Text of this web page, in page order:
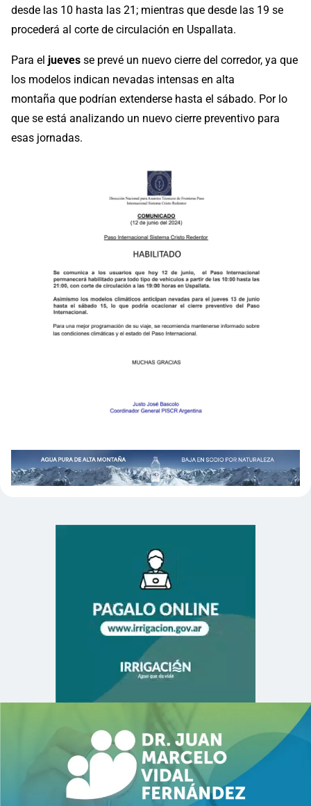
desde las 10 hasta las 21; mientras que desde las 19 se
procederá al corte de circulación en Uspallata.
Para el jueves se prevé un nuevo cierre del corredor, ya que
los modelos indican nevadas intensas en alta
montaña que podrían extenderse hasta el sábado. Por lo
que se está analizando un nuevo cierre preventivo para
esas jornadas.